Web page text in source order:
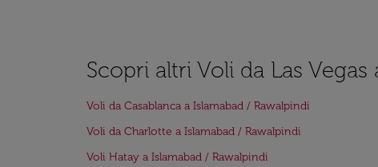
Scopri altri Voli da Las
Voli da Casablanca a Islamabad / Rawalpindi
Voli da Charlotte a Islamabad / Rawalpindi
Voli Hatay a Islamabad / Rawalpindi